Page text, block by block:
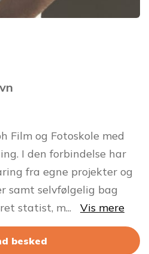
Film og Fotoskole med
I den forbindelse har
fra egne projekter og
samt selvfølgelig bag
statist, m... Vis mere
besked